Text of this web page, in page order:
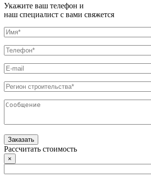
Укажите ваш телефон и
наш специалист с вами свяжется
Рассчитать стоимость
×